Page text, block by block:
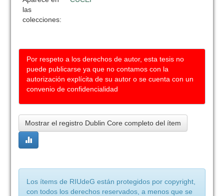
las
colecciones:
Por respeto a los derechos de autor, esta tesis no
puede publicarse ya que no contamos con la
autorización explícita de su autor o se cuenta con un
convenio de confidencialidad
Mostrar el registro Dublin Core completo del ítem
Los ítems de RIUdeG están protegidos por copyright,
con todos los derechos reservados, a menos que se